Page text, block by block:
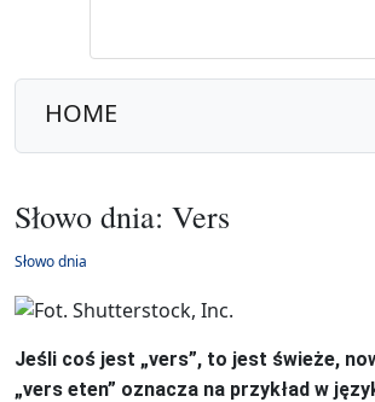
HOME
Słowo dnia: Vers
Słowo dnia
Jeśli coś jest „vers”, to jest świeże,
„vers eten” oznacza na przykład w